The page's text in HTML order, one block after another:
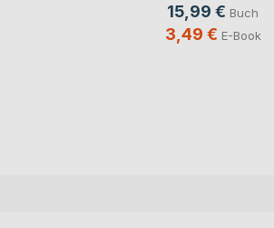
15,99 € Buch
3,49 € E-Book